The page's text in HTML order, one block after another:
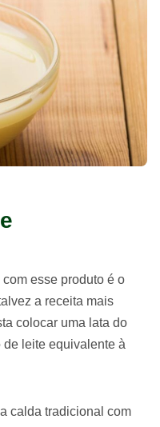
esse produto é o
a receita mais
colocar uma lata do
de leite equivalente à
calda tradicional com